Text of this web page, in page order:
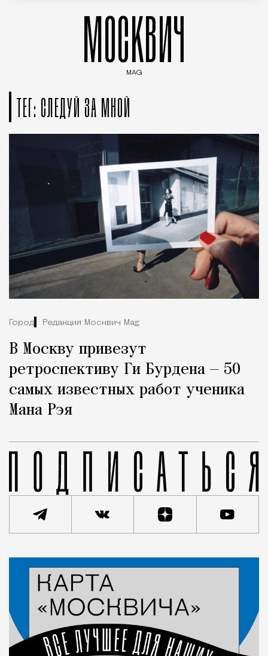
МОСКВИЧ
MAG
ТЕГ: СЛЕДУЙ ЗА МНОЙ
Город Редакция Москвич Mag
В Москву привезут
ретроспективу Ги Бурдена — 50
самых известных работ ученика
Мана Рэя